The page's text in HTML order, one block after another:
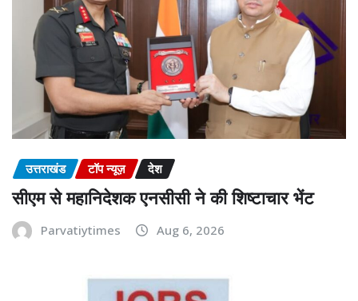
उत्तराखंड टॉप न्यूज़ देश
सीएम से महानिदेशक एनसीसी ने की शिष्टाचार भेंट
Parvatiytimes Aug 6, 2026